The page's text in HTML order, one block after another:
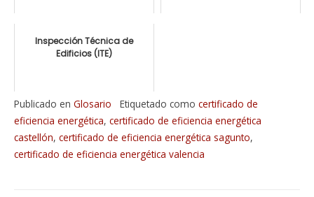
Inspección Técnica de
Edificios (ITE)
Publicado en Glosario Etiquetado como certificado de
eficiencia energética, certificado de eficiencia energética
castellón, certificado de eficiencia energética sagunto,
certificado de eficiencia energética valencia